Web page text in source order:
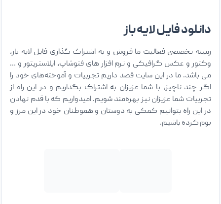
دانلود فایل لایه باز
زمینه تخصصی فعالیت ما فروش و به اشتراک گذاری فایل لایه باز،
وکتور و عکس گرافیکی و نرم افزار های فتوشاپ، ایلاستریتور و …
می باشد. ما در این سایت قصد داریم تجربیات و آموخته‌های خود را
اگر چند ناچیز، با شما عزیزان به اشتراک بگذاریم و در این راه از
تجربیات شما عزیزان نیز بهره‌مند شویم. امیدواریم که با قدم نهادن
در این راه بتوانیم کمکی به دوستان و هموطنان خود در این مرز و
بوم کرده باشیم.